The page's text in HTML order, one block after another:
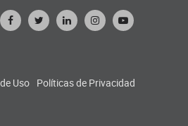
Uso Políticas de Privacidad